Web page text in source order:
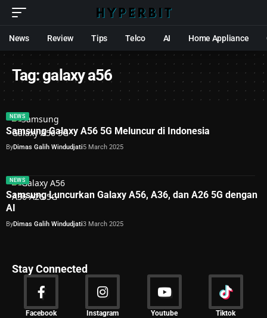
News Review Tips Telco AI Home Appliance
Tag:galaxy a56
NEWS
Samsung Galaxy A56 5G Meluncur di Indonesia
ByDimas Galih Windudjati5 March 2025
NEWS
Samsung Luncurkan Galaxy A56, A36, dan A26 5G dengan
AI
ByDimas Galih Windudjati3 March 2025
Stay Connected
Facebook Instagram Youtube Tiktok
News